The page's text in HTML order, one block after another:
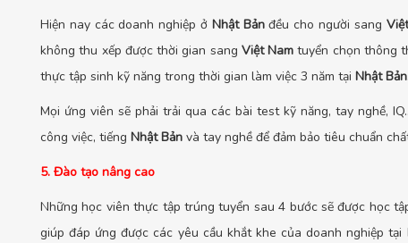
Hiện nay các doanh nghiệp ở Nhật Bảnđều cho người sang
không thu xếp được thời gian sang Việt Nam tuyển chọn thông
thực tập sinh kỹ năng trong thời gian làm việc 3 năm tại Nhật Bản
Mọi ứng viên sẽ phải trải qua các bài test kỹ năng, tay nghề,
công việc, tiếng Nhật Bản và tay nghề để đảm bảo tiêu chuẩn
5. Đào tạo nâng cao
Những học viên thực tập trúng tuyển sau 4 bước sẽ được học
giúp đáp ứng được các yêu cầu khắt khe của doanh nghiệp tại